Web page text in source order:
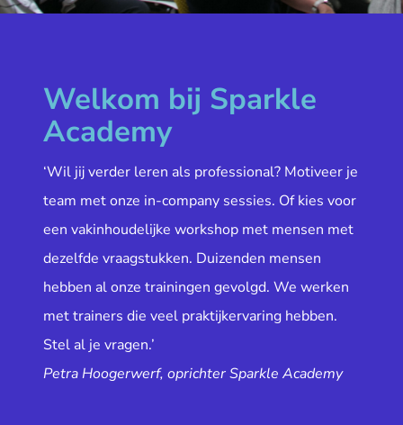
Welkom bij Sparkle
Academy
‘Wil jij verder leren als professional? Motiveer je
team met onze in-company sessies. Of kies voor
een vakinhoudelijke workshop met mensen met
dezelfde vraagstukken. Duizenden mensen
hebben al onze trainingen gevolgd. We werken
met trainers die veel praktijkervaring hebben.
Stel al je vragen.’
Petra Hoogerwerf, oprichter Sparkle Academy